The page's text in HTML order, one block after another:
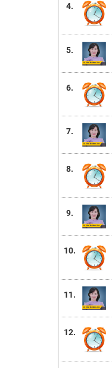
4.
5.
6.
7.
8.
9.
10.
11.
12.